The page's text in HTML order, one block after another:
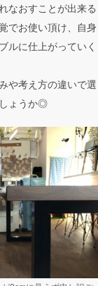
なおすことが出来る
でお使い頂け、自身
ルに仕上がっていく
や考え方の違いで選
ょうか◎